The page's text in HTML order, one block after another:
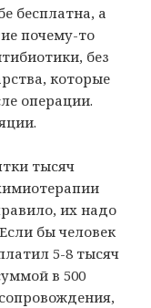
бесплатна, а
почему-то
без
которые
операции.
тысяч
их надо
бы человек
5-8 тысяч
в 500